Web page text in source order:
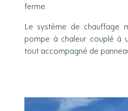
ferme.
Le système de chauffage
pompe à chaleur couplé à
tout accompagné de